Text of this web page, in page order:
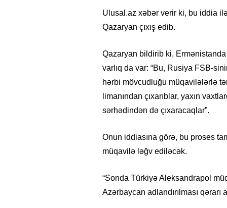
Ulusal.az xəbər verir ki, bu iddia
Qazaryan çıxış edib.
Qazaryan bildirib ki,
varlıq da var: “Bu, Rusiya FSB-
hərbi mövcudluğu müqavilələrlə
limanından çıxarıblar, yaxın
sərhədindən də çıxaracaqlar”.
Onun iddiasına görə, bu proses
müqavilə ləğv ediləcək.
“Sonda Türkiyə Aleksandrapol
Azərbaycan adlandırılması